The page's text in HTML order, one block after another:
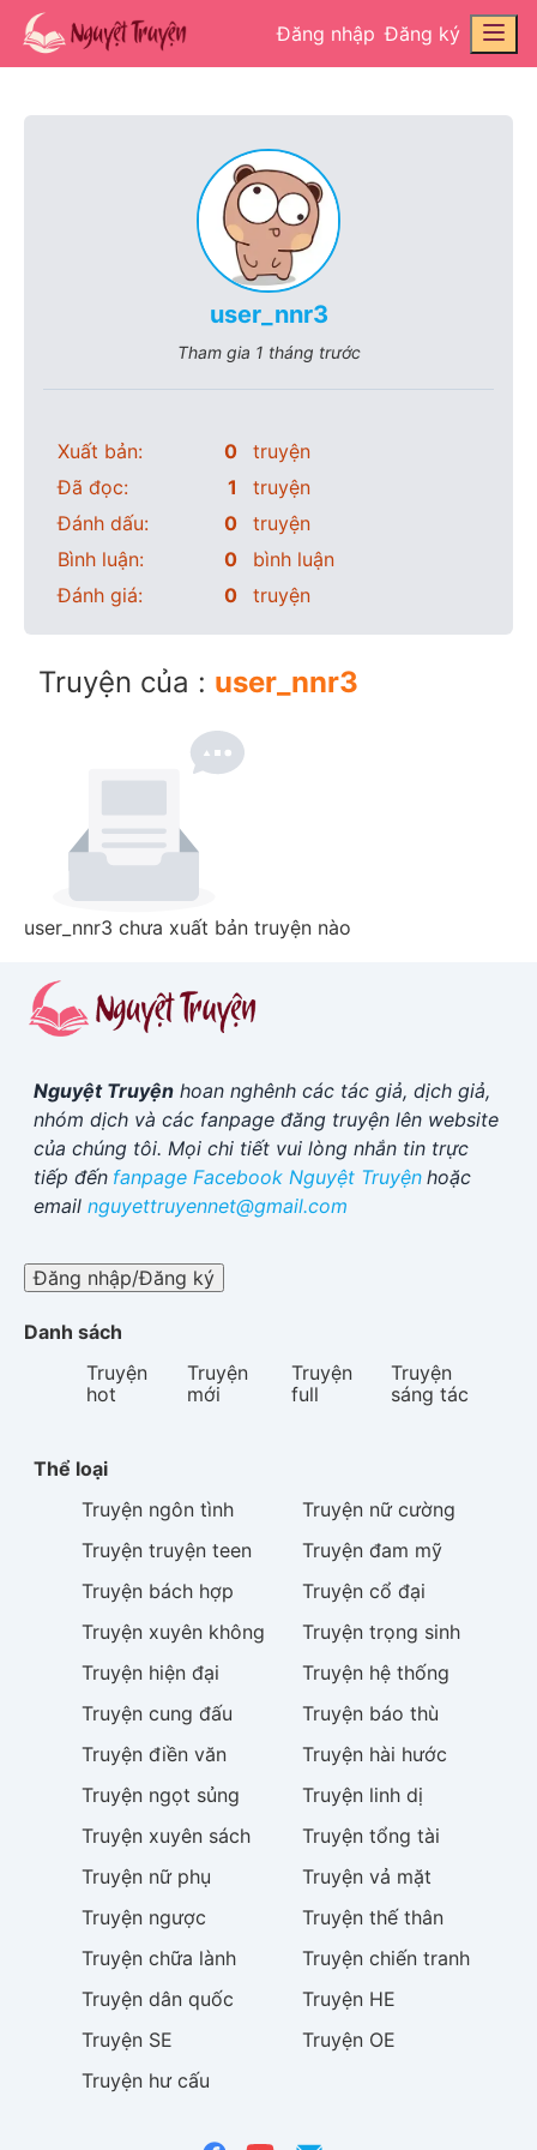
Đăng nhập Đăng ký
user_nnr3
Tham gia 1 tháng trước
Xuất bản: 0
truyện
Đã đọc:
1
truyện
Đánh dấu:
0
truyện
Bình luận:
0
bình luận
Đánh giá:
0 truyện
Truyện của : user_nnr3
user_nnr3 chưa xuất bản truyện nào
Nguyệt Truyện hoan nghênh các tác giả, dịch giả,
nhóm dịch và các fanpage đăng truyện lên website
của chúng tôi. Mọi chi tiết vui lòng nhắn tin trực
tiếp đến fanpage Facebook Nguyệt Truyện hoặc
email nguyettruyennet@gmail.com
Đăng nhập/Đăng ký
Danh sách
Truyện
hot
Truyện
mới
Truyện
full
Truyện
sáng tác
Thể loại
Truyện ngôn tình Truyện nữ cường
Truyện truyện teen Truyện đam mỹ
Truyện bách hợp Truyện cổ đại
Truyện xuyên không Truyện trọng sinh
Truyện hiện đại Truyện hệ thống
Truyện cung đấu Truyện báo thù
Truyện điền văn Truyện hài hước
Truyện ngọt sủng Truyện linh dị
Truyện xuyên sách Truyện tổng tài
Truyện nữ phụ Truyện vả mặt
Truyện ngược Truyện thế thân
Truyện chữa lành Truyện chiến tranh
Truyện dân quốc Truyện HE
Truyện SE Truyện OE
Truyện hư cấu